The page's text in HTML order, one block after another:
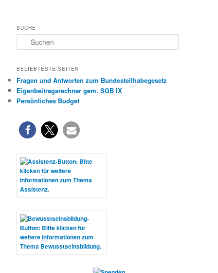
SUCHE
u
h
n
BELIEBTESTE SEITEN
Fragen und Antworten zum Bundesteilhabegesetz
Eigenbeitragsrechner gem. SGB IX
Persönliches Budget